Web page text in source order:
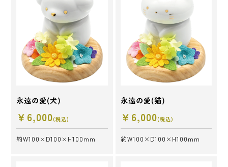
永遠の愛(犬)
￥6,000(税込)
約W100×D100×H100mm
永遠の愛(猫)
￥6,000(税込)
約W100×D100×H100mm